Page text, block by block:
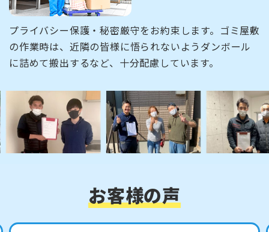
プライバシー保護・秘密厳守をお約束します。ゴミ屋敷
の作業時は、近隣の皆様に悟られないようダンボール
に詰めて搬出するなど、十分配慮しています。
お客様の声